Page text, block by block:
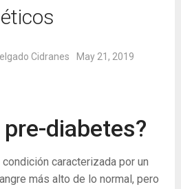
Cidranes May 21, 2019
pre-diabetes?
caracterizada por un
más alto de lo normal, pero